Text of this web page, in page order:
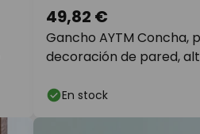
Gancho AYTM Concha,
decoración de pared,
49,82 €
En stock